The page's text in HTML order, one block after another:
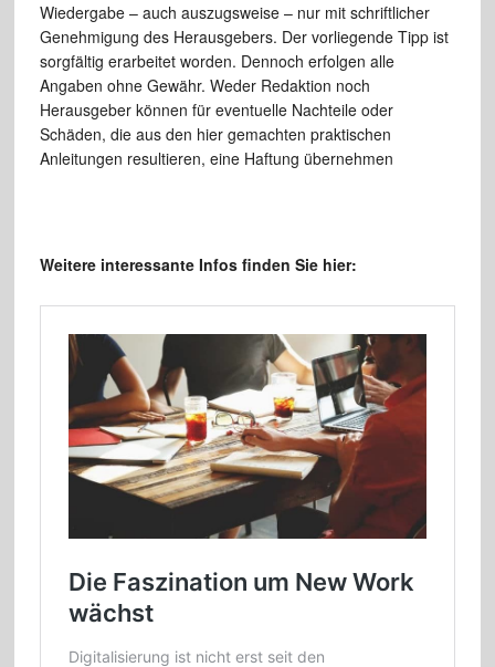
Wiedergabe – auch auszugsweise – nur mit schriftlicher
Genehmigung des Herausgebers. Der vorliegende Tipp ist
sorgfältig erarbeitet worden. Dennoch erfolgen alle
Angaben ohne Gewähr. Weder Redaktion noch
Herausgeber können für eventuelle Nachteile oder
Schäden, die aus den hier gemachten praktischen
Anleitungen resultieren, eine Haftung übernehmen
Weitere interessante Infos finden Sie hier: